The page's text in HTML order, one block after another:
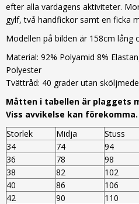
efter alla vardagens aktiviteter.
gylf, två handfickor samt en ficka
Modellen på bilden är 158cm lång
Material: 92% Polyamid 8%
Polyester
Tvättråd: 40 grader utan
Måtten i tabellen är plaggets
Viss avvikelse kan förekomma.
Storlek
Midja Stuss
34
74 94
36
78 98
38
82 102
40
86 106
42
90 110